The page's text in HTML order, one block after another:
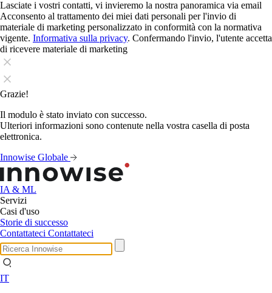
Lasciate i vostri contatti, vi invieremo la nostra panoramica via email
Acconsento al trattamento dei miei dati personali per l'invio di
materiale di marketing personalizzato in conformità con la normativa
vigente. Informativa sulla privacy. Confermando l'invio, l'utente accetta
di ricevere materiale di marketing
Grazie!
Il modulo è stato inviato con successo.
Ulteriori informazioni sono contenute nella vostra casella di posta
elettronica.
Innowise Globale
IA & ML
Servizi
Casi d'uso
Storie di successo
Contattateci Contattateci
IT